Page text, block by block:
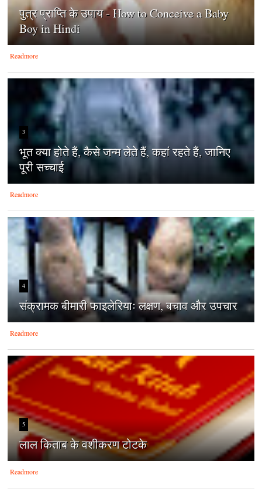
पुत्र प्राप्ति के उपाय - How to Conceive a Baby
Boy in Hindi
Readmore
3
भूत क्या होते हैं, कैसे जन्म लेते हैं, कहां रहते हैं, जानिए
पूरी सच्चाई
Readmore
4
संक्रामक बीमारी फाइलेरियाः लक्षण, बचाव और उपचार
Readmore
5
लाल किताब के वशीकरण टोटके
Readmore